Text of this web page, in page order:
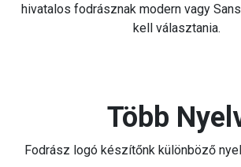
hivatalos fodrásznak modern vagy
kell választania.
Több
Fodrász logó készítőnk különböző